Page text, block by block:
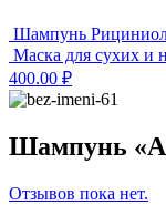
Шампунь
Маска для сухих и
400.00 ₽
Шампунь
Отзывов пока нет.